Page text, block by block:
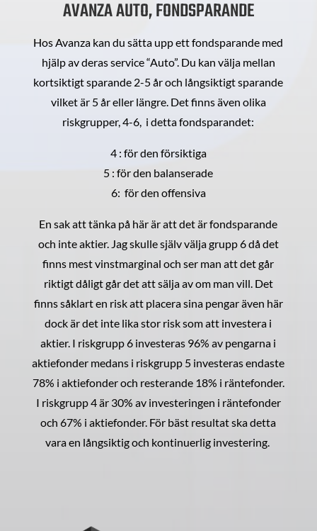
AVANZA AUTO, FONDSPARANDE
Hos Avanza kan du sätta upp ett fondsparande med
hjälp av deras service “Auto”. Du kan välja mellan
kortsiktigt sparande 2-5 år och långsiktigt sparande
vilket är 5 år eller längre. Det finns även olika
riskgrupper, 4-6, i detta fondsparandet:
4 : för den försiktiga
5 : för den balanserade
6: för den offensiva
En sak att tänka på här är att det är fondsparande
och inte aktier. Jag skulle själv välja grupp 6 då det
finns mest vinstmarginal och ser man att det går
riktigt dåligt går det att sälja av om man vill. Det
finns såklart en risk att placera sina pengar även här
dock är det inte lika stor risk som att investera i
aktier. I riskgrupp 6 investeras 96% av pengarna i
aktiefonder medans i riskgrupp 5 investeras endaste
78% i aktiefonder och resterande 18% i räntefonder.
I riskgrupp 4 är 30% av investeringen i räntefonder
och 67% i aktiefonder. För bäst resultat ska detta
vara en långsiktig och kontinuerlig investering.